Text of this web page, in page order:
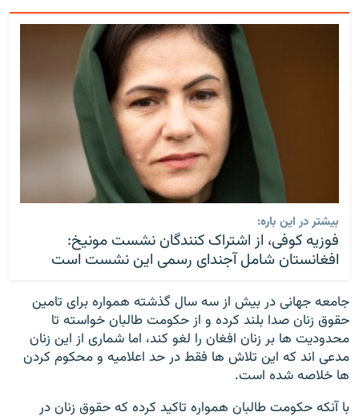
بیشتر در این باره:
فوزیه کوفی، از اشتراک کنندگان نشست مونیخ:
افغانستان شامل آجندای رسمی این نشست است
جامعه جهانی در بیش از سه سال گذشته همواره برای تامین
حقوق زنان صدا بلند کرده و از حکومت طالبان خواسته تا
محدودیت ها بر زنان افغان را لغو کند، اما شماری از این زنان
مدعی اند که این تلاش ها فقط در حد اعلامیه و محکوم کردن
ها خلاصه شده است.
با آنکه حکومت طالبان همواره تاکید کرده که حقوق زنان در